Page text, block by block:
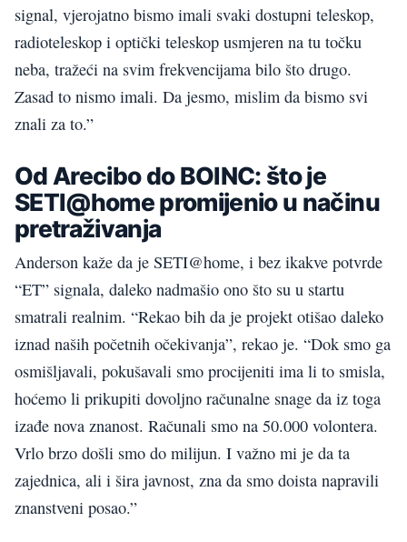
signal, vjerojatno bismo imali svaki dostupni teleskop,
radioteleskop i optički teleskop usmjeren na tu točku
neba, tražeći na svim frekvencijama bilo što drugo.
Zasad to nismo imali. Da jesmo, mislim da bismo svi
znali za to.”
Od Arecibo do BOINC: što je
SETI@home promijenio u načinu
pretraživanja
Anderson kaže da je SETI@home, i bez ikakve potvrde
“ET” signala, daleko nadmašio ono što su u startu
smatrali realnim. “Rekao bih da je projekt otišao daleko
iznad naših početnih očekivanja”, rekao je. “Dok smo ga
osmišljavali, pokušavali smo procijeniti ima li to smisla,
hoćemo li prikupiti dovoljno računalne snage da iz toga
izađe nova znanost. Računali smo na 50.000 volontera.
Vrlo brzo došli smo do milijun. I važno mi je da ta
zajednica, ali i šira javnost, zna da smo doista napravili
znanstveni posao.”